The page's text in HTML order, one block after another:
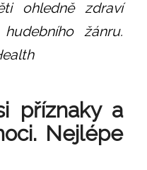
ohledně zdraví
žánru.
příznaky a
Nejlépe